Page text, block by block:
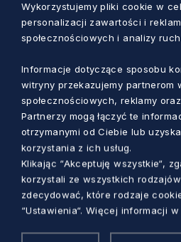
KUCHNIA
restauracje z kuchnią
powstały na całym
Dorota Kulka
Wykorzystujemy pliki cookie w
personalizacji zawartości i
społecznościowych i analizy
Informacje dotyczące sposobu
witryny przekazujemy partnerom
społecznościowych, reklamy
Partnerzy mogą łączyć te
otrzymanymi od Ciebie lub
korzystania z ich usług.
Klikając “Akceptuję wszystkie“,
korzystali ze wszystkich
zdecydować, które rodzaje
“Ustawienia“. Więcej informacji w